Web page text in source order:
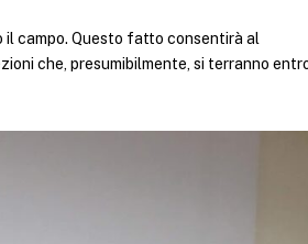
il campo. Questo fatto consentirà al
che, presumibilmente, si terranno